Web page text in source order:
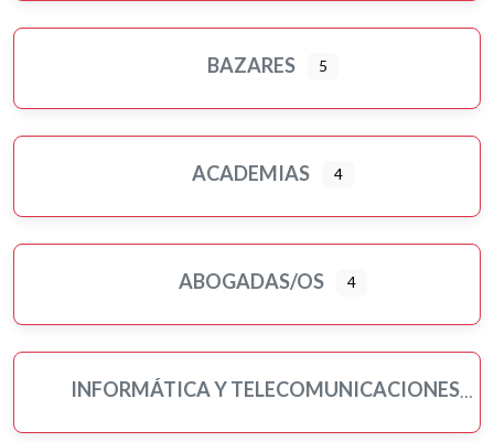
BAZARES 5
ACADEMIAS 4
ABOGADAS/OS 4
INFORMÁTICA Y TELECOMUNICACIONES